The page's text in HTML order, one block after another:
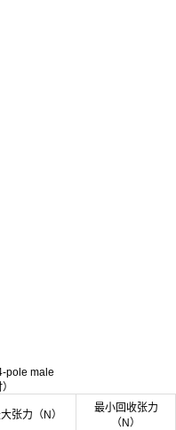
pole male
张力（N）
最小回收张力
（N）